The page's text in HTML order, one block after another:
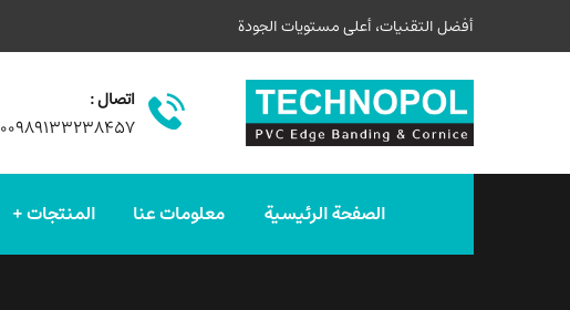
أفضل التقنيات، أعلى مستويات الجودة
اتصال :
۰۰۹۸۹۱۳۳۲۳۸۴۵۷
الصفحة الرئيسية معلومات عنا المنتجات